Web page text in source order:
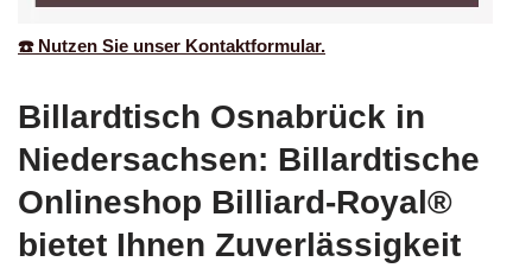
☎️ Nutzen Sie unser Kontaktformular.
Billardtisch Osnabrück in
Niedersachsen: Billardtische
Onlineshop Billiard-Royal®
bietet Ihnen Zuverlässigkeit